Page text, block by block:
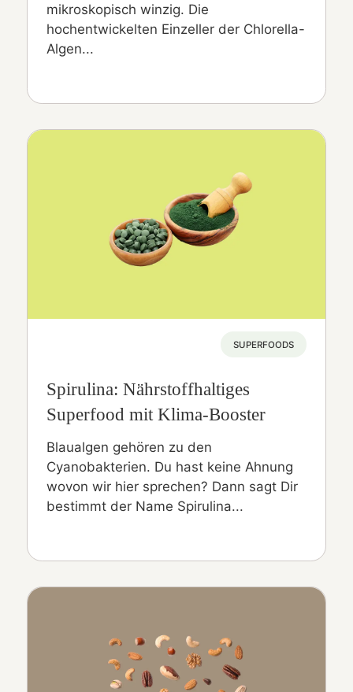
mikroskopisch winzig. Die
hochentwickelten Einzeller der Chlorella-
Algen...
SUPERFOODS
Spirulina: Nährstoffhaltiges
Superfood mit Klima-Booster
Blaualgen gehören zu den
Cyanobakterien. Du hast keine Ahnung
wovon wir hier sprechen? Dann sagt Dir
bestimmt der Name Spirulina...